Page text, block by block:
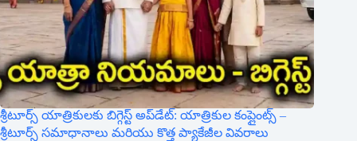
శ్రీటూర్స్ యాత్రికులకు బిగ్గెస్ట్ అప్‌డేట్: యాత్రికుల కంప్లైంట్స్ –
శ్రీటూర్స్ సమాధానాలు మరియు కొత్త ప్యాకేజీల వివరాలు